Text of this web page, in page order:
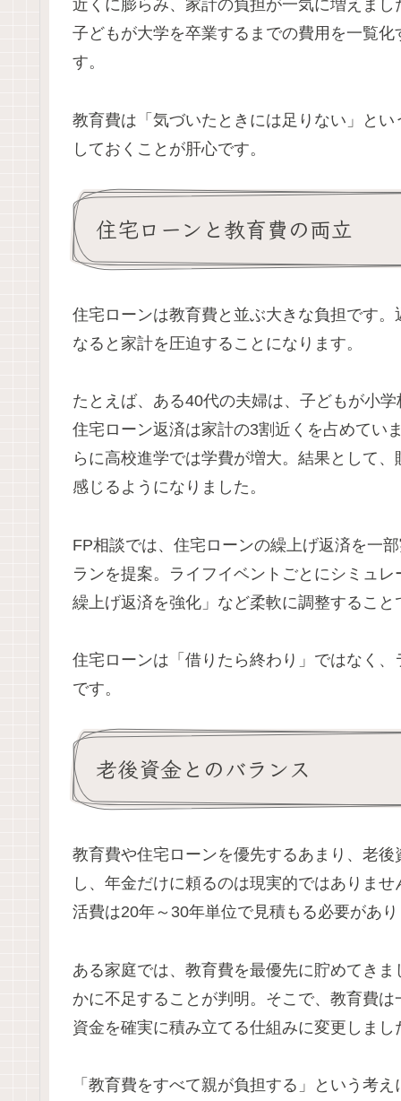
近くに膨らみ、家計の負担が一気に増えま
子どもが大学を卒業するまでの費用を一覧
す。
教育費は「気づいたときには足りない」と
しておくことが肝心です。
住宅ローンと教育費の両立
住宅ローンは教育費と並ぶ大きな負担です
なると家計を圧迫することになります。
たとえば、ある40代の夫婦は、子どもが小
住宅ローン返済は家計の3割近くを占めてい
らに高校進学では学費が増大。結果として
感じるようになりました。
FP相談では、住宅ローンの繰上げ返済を一
ランを提案。ライフイベントごとにシミュ
繰上げ返済を強化」など柔軟に調整するこ
住宅ローンは「借りたら終わり」ではなく
です。
老後資金とのバランス
教育費や住宅ローンを優先するあまり、老
し、年金だけに頼るのは現実的ではありま
活費は20年～30年単位で見積もる必要があ
ある家庭では、教育費を最優先に貯めてき
かに不足することが判明。そこで、教育費
資金を確実に積み立てる仕組みに変更しまし
「教育費をすべて親が負担する」という考